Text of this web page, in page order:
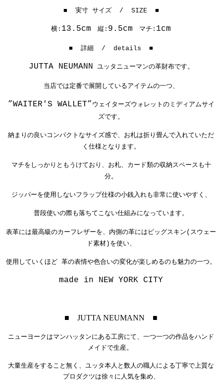
■ 実寸 サイズ / SIZE ■
横: 13.5cm 縦: 9.5cm マチ: 1cm
■ 詳細 / details ■
JUTTA NEUMANN ユッタニューマンの革財布です。
当店では定番で展開しているアイテムの一つ、
”WAITER'S WALLET” ウェイターズウォレットのミディアムサイ
ズです。
納まりの良いコンパクトなサイズ感で、お札は折り畳んで入れていただ
く仕様となります。
マチをしっかりともうけており、お札、カード類の収納スペースも十
分。
ジッパーを使用しないフラップ仕様の小銭入れも非常に使いやすく、
普段使いの際も落ちてこない仕組みになっています。
表革には最高級のカーフレザーを、内側の革にはピッグスキン(スウェー
ド素材)を使い、
使用していくほど 革の表情や色合いの変化が楽しめるのも魅力の一つ。
made in NEW YORK CITY
■ JUTTA NEUMANN ■
ニューヨークはマンハッタンにある工房にて、 一つ一つの作品をハンド
メイドで生産。
大量生産をすること無く、ユッタ本人と数人の職人による丁寧で上質な
プロダクツは徐々に人気を集め、